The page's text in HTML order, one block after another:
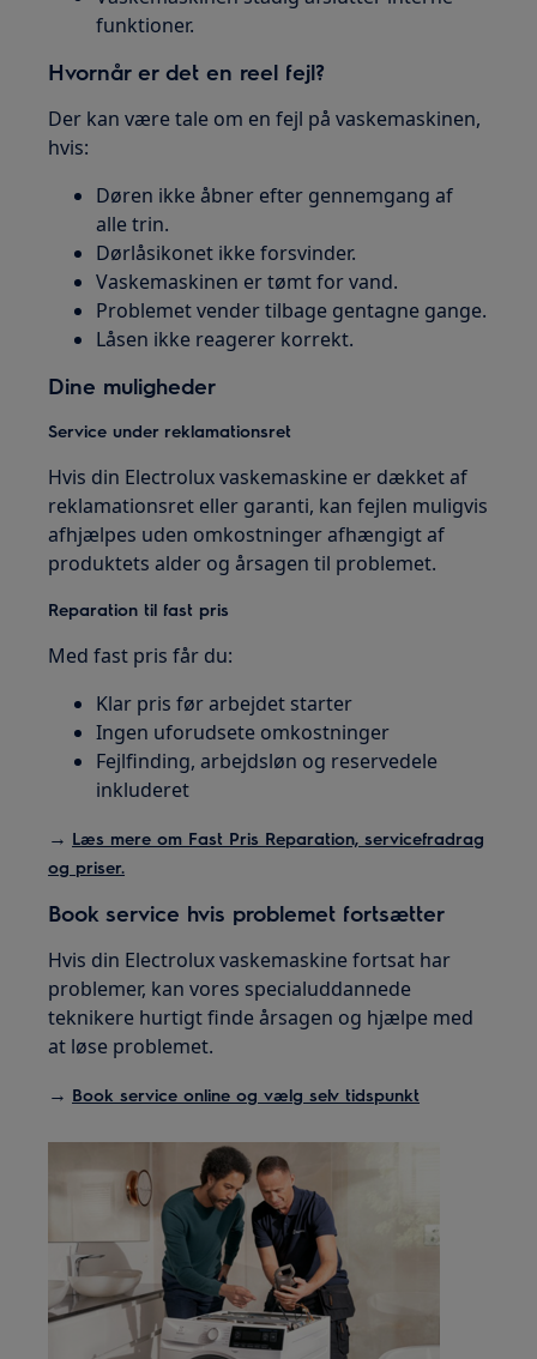
funktioner.
Hvornår er det en reel fejl?
Der kan være tale om en fejl på vaskemaskinen,
hvis:
Døren ikke åbner efter gennemgang af
alle trin.
Dørlåsikonet ikke forsvinder.
Vaskemaskinen er tømt for vand.
Problemet vender tilbage gentagne gange.
Låsen ikke reagerer korrekt.
Dine muligheder
Service under reklamationsret
Hvis din Electrolux vaskemaskine er dækket af
reklamationsret eller garanti, kan fejlen muligvis
afhjælpes uden omkostninger afhængigt af
produktets alder og årsagen til problemet.
Reparation til fast pris
Med fast pris får du:
Klar pris før arbejdet starter
Ingen uforudsete omkostninger
Fejlfinding, arbejdsløn og reservedele
inkluderet
→ Læs mere om Fast Pris Reparation, servicefradrag
og priser.
Book service hvis problemet fortsætter
Hvis din Electrolux vaskemaskine fortsat har
problemer, kan vores specialuddannede
teknikere hurtigt finde årsagen og hjælpe med
at løse problemet.
→ Book service online og vælg selv tidspunkt